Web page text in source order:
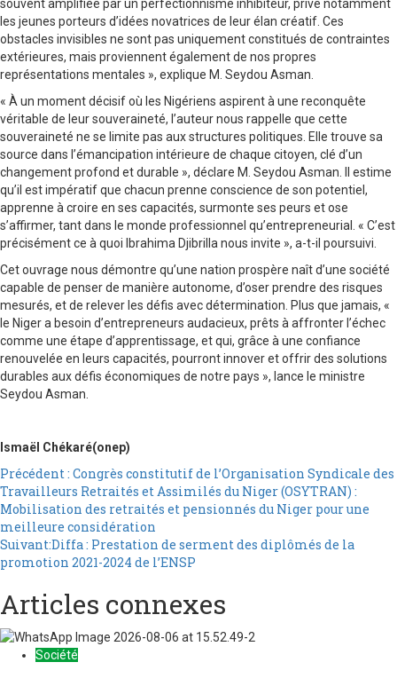
souvent amplifiée par un perfectionnisme inhibiteur, prive notamment
les jeunes porteurs d’idées novatrices de leur élan créatif. Ces
obstacles invisibles ne sont pas uniquement constitués de contraintes
extérieures, mais proviennent également de nos propres
représentations mentales », explique M. Seydou Asman.
« À un moment décisif où les Nigériens aspirent à une reconquête
véritable de leur souveraineté, l’auteur nous rappelle que cette
souveraineté ne se limite pas aux structures politiques. Elle trouve sa
source dans l’émancipation intérieure de chaque citoyen, clé d’un
changement profond et durable », déclare M. Seydou Asman. Il estime
qu’il est impératif que chacun prenne conscience de son potentiel,
apprenne à croire en ses capacités, surmonte ses peurs et ose
s’affirmer, tant dans le monde professionnel qu’entrepreneurial. « C’est
précisément ce à quoi Ibrahima Djibrilla nous invite », a-t-il poursuivi.
Cet ouvrage nous démontre qu’une nation prospère naît d’une société
capable de penser de manière autonome, d’oser prendre des risques
mesurés, et de relever les défis avec détermination. Plus que jamais, «
le Niger a besoin d’entrepreneurs audacieux, prêts à affronter l’échec
comme une étape d’apprentissage, et qui, grâce à une confiance
renouvelée en leurs capacités, pourront innover et offrir des solutions
durables aux défis économiques de notre pays », lance le ministre
Seydou Asman.
Ismaël Chékaré(onep)
Précédent : Congrès constitutif de l’Organisation Syndicale des
Travailleurs Retraités et Assimilés du Niger (OSYTRAN) :
Mobilisation des retraités et pensionnés du Niger pour une
meilleure considération
Suivant:Diffa : Prestation de serment des diplômés de la
promotion 2021-2024 de l’ENSP
Articles connexes
Société